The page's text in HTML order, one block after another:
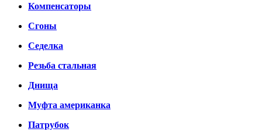
Компенсаторы
Сгоны
Седелка
Резьба стальная
Днища
Муфта американка
Патрубок